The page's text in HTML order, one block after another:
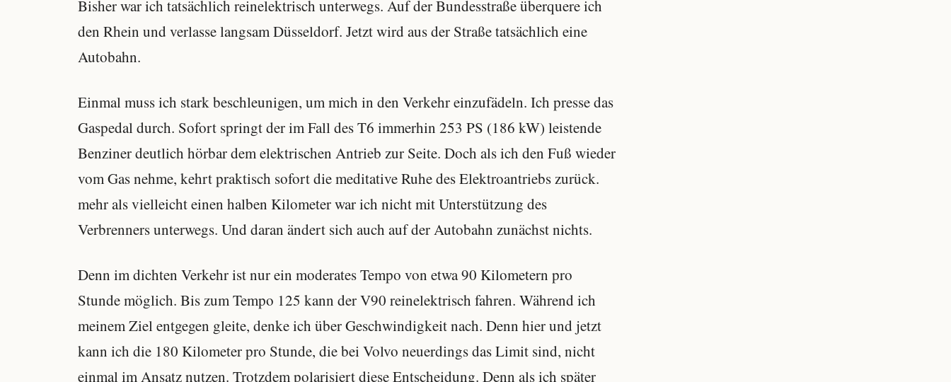
Bisher war ich tatsächlich reinelektrisch unterwegs. Auf der Bundesstraße überquere ich
den Rhein und verlasse langsam Düsseldorf. Jetzt wird aus der Straße tatsächlich eine
Autobahn.
Einmal muss ich stark beschleunigen, um mich in den Verkehr einzufädeln. Ich presse das
Gaspedal durch. Sofort springt der im Fall des T6 immerhin 253 PS (186 kW) leistende
Benziner deutlich hörbar dem elektrischen Antrieb zur Seite. Doch als ich den Fuß wieder
vom Gas nehme, kehrt praktisch sofort die meditative Ruhe des Elektroantriebs zurück.
mehr als vielleicht einen halben Kilometer war ich nicht mit Unterstützung des
Verbrenners unterwegs. Und daran ändert sich auch auf der Autobahn zunächst nichts.
Denn im dichten Verkehr ist nur ein moderates Tempo von etwa 90 Kilometern pro
Stunde möglich. Bis zum Tempo 125 kann der V90 reinelektrisch fahren. Während ich
meinem Ziel entgegen gleite, denke ich über Geschwindigkeit nach. Denn hier und jetzt
kann ich die 180 Kilometer pro Stunde, die bei Volvo neuerdings das Limit sind, nicht
einmal im Ansatz nutzen. Trotzdem polarisiert diese Entscheidung. Denn als ich später